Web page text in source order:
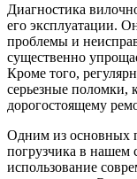
Диагностика
его эксплуатации.
проблемы и
существенно
Кроме того,
серьезные поломки,
дорогостоящему
Одним из основных
погрузчика в нашем
использование